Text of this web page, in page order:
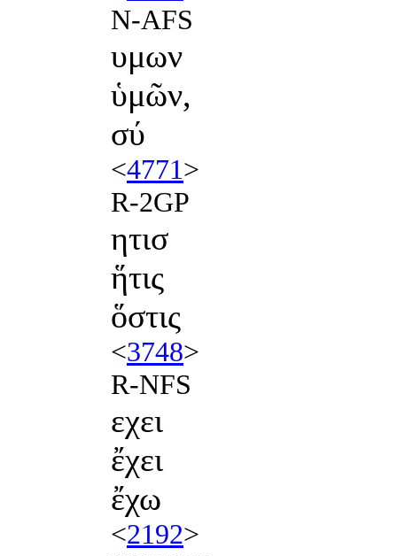
N-AFS
υμων
ὑμῶν,
σύ
<4771>
R-2GP
ητισ
ἥτις
ὅστις
<3748>
R-NFS
εχει
ἔχει
ἔχω
<2192>